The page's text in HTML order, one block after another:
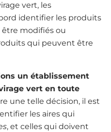
vert, les
identifier les produits
modifiés ou
qui peuvent être
un établissement
vert en toute
une telle décision, il est
les aires qui
, et celles qui doivent